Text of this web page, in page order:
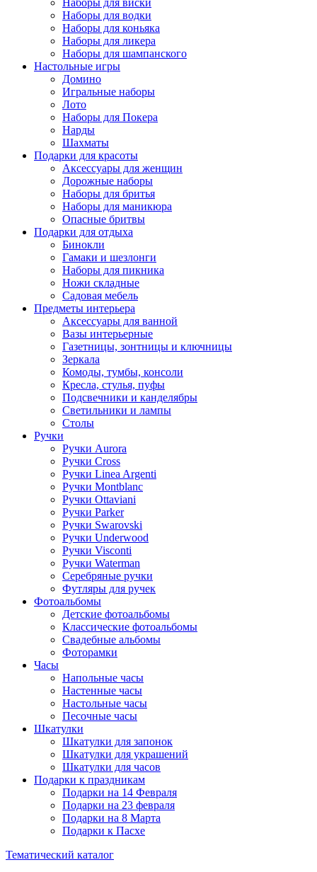
Наборы для виски
Наборы для водки
Наборы для коньяка
Наборы для ликера
Наборы для шампанского
Настольные игры
Домино
Игральные наборы
Лото
Наборы для Покера
Нарды
Шахматы
Подарки для красоты
Аксессуары для женщин
Дорожные наборы
Наборы для бритья
Наборы для маникюра
Опасные бритвы
Подарки для отдыха
Бинокли
Гамаки и шезлонги
Наборы для пикника
Ножи складные
Садовая мебель
Предметы интерьера
Аксессуары для ванной
Вазы интерьерные
Газетницы, зонтницы и ключницы
Зеркала
Комоды, тумбы, консоли
Кресла, стулья, пуфы
Подсвечники и канделябры
Светильники и лампы
Столы
Ручки
Ручки Aurora
Ручки Cross
Ручки Linea Argenti
Ручки Montblanc
Ручки Ottaviani
Ручки Parker
Ручки Swarovski
Ручки Underwood
Ручки Visconti
Ручки Waterman
Серебряные ручки
Футляры для ручек
Фотоальбомы
Детские фотоальбомы
Классические фотоальбомы
Свадебные альбомы
Фоторамки
Часы
Напольные часы
Настенные часы
Настольные часы
Песочные часы
Шкатулки
Шкатулки для запонок
Шкатулки для украшений
Шкатулки для часов
Подарки к праздникам
Подарки на 14 Февраля
Подарки на 23 февраля
Подарки на 8 Марта
Подарки к Пасхе
Тематический каталог